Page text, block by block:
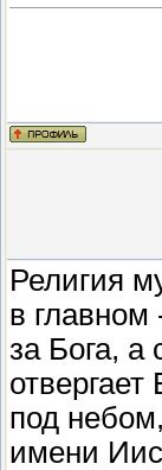
Религия
в
за Бога, а
под
имени